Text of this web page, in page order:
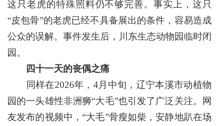
这只老虎的特殊照料仍不够完善。事实上，这只
“皮包骨”的老虎已经不具备展出的条件，容易造成
公众的误解。事件发生后，川东生态动物园临时闭
园。
四十一天的丧偶之痛
同样在2026年，4月中旬，辽宁本溪市动植物
园的一头雄性非洲狮“大毛”也引发了广泛关注。网
友发布的视频中，“大毛”骨瘦如柴，安静地趴在场